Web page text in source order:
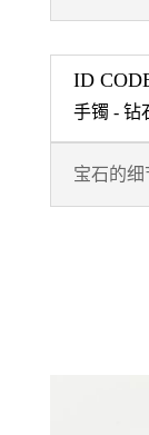
ID
手镯 - 钻
宝石的细